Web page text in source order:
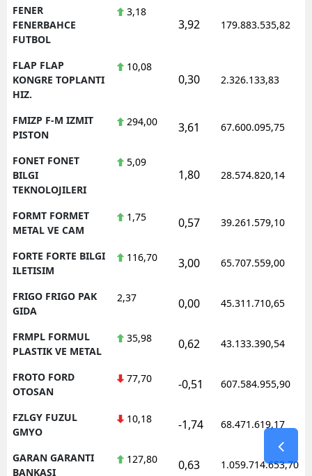
FENER
FENERBAHCE
FUTBOL
3,18
3,92 179.883.535,82
FLAP FLAP
KONGRE TOPLANTI
HIZ.
10,08
0,30 2.326.133,83
FMIZP F-M IZMIT
PISTON
294,00 3,61 67.600.095,75
FONET FONET
BILGI
TEKNOLOJILERI
5,09
1,80 28.574.820,14
FORMT FORMET
METAL VE CAM
1,75 0,57 39.261.579,10
FORTE FORTE BILGI
ILETISIM
116,70 3,00 65.707.559,00
FRIGO FRIGO PAK
GIDA
2,37 0,00 45.311.710,65
FRMPL FORMUL
PLASTIK VE METAL
35,98 0,62 43.133.390,54
FROTO FORD
OTOSAN
77,70 -0,51 607.584.955,90
FZLGY FUZUL
GMYO
10,18 -1,74 68.471.619,17
GARAN GARANTI
BANKASI
127,80 0,63 1.059.714.653,70